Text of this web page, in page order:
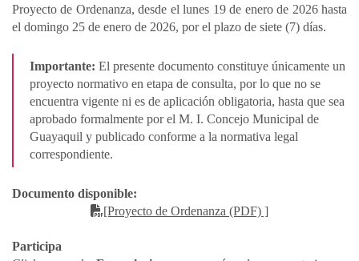
Proyecto de Ordenanza, desde el lunes 19 de enero de 2026 hasta
el domingo 25 de enero de 2026, por el plazo de siete (7) días.
Importante: El presente documento constituye únicamente un
proyecto normativo en etapa de consulta, por lo que no se
encuentra vigente ni es de aplicación obligatoria, hasta que sea
aprobado formalmente por el M. I. Concejo Municipal de
Guayaquil y publicado conforme a la normativa legal
correspondiente.
Documento disponible:
[Proyecto de Ordenanza (PDF) ]
Participa